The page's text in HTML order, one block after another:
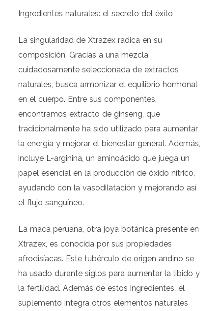
Ingredientes naturales: el secreto del éxito
La singularidad de Xtrazex radica en su
composición. Gracias a una mezcla
cuidadosamente seleccionada de extractos
naturales, busca armonizar el equilibrio hormonal
en el cuerpo. Entre sus componentes,
encontramos extracto de ginseng, que
tradicionalmente ha sido utilizado para aumentar
la energía y mejorar el bienestar general. Además,
incluye L-arginina, un aminoácido que juega un
papel esencial en la producción de óxido nítrico,
ayudando con la vasodilatación y mejorando así
el flujo sanguíneo.
La maca peruana, otra joya botánica presente en
Xtrazex, es conocida por sus propiedades
afrodisíacas. Este tubérculo de origen andino se
ha usado durante siglos para aumentar la libido y
la fertilidad. Además de estos ingredientes, el
suplemento integra otros elementos naturales